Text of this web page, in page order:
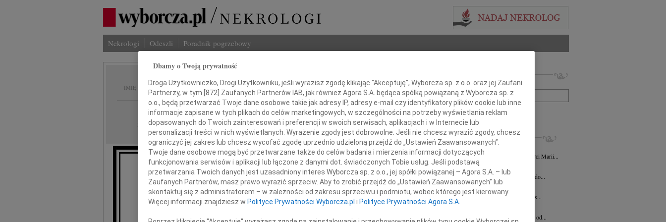
Nekrologi Odeszli Poradnik pogrzebowy
IMIĘ I NAZWISKO: Andrzej Bąk
REGION: Katowice
DATA EMISJI: 11.06.2013
Podziękowanie
Wszystkim, którzy w tak bolesnej dla nas chwili
dzielili z nami smutek i żal,
Imię i nazwisko lub numer ogłoszenia:
+ szukanie zaawansowane
INNE NEKROLOGI
Maria Pittner 03.07.2026Katowice
WSPOMNIENIE Z okazji 11 rocznicy śmierci Marii...
Jerzy Strużyna 16.02.2026
Z głębokim żalem zawiadamiamy o odejściu do...
Kazimierz Werecki
04.02.2026
W dniu 31 stycznia 2026 roku odszedł od nas...
29.01.2026
Z głębokim żalem zawiadamiamy, że odszedł od...
Dbamy o Twoją prywatność
Droga Użytkowniczko, Drogi Użytkowniku, jeśli wyrazisz zgodę klikając "Akceptuję", Wyborcza sp. z o.o. oraz jej Zaufani
Partnerzy, w tym [872] Zaufanych Partnerów IAB, jak również Agora S.A. będąca spółką powiązaną z Wyborcza sp. z
o.o., będą przetwarzać Twoje dane osobowe takie jak adresy IP, adresy e-mail czy identyfikatory plików cookie lub inne
informacje zapisane w tych plikach do celów marketingowych, w szczególności na potrzeby wyświetlania reklam
dopasowanych do Twoich zainteresowań i preferencji w swoich serwisach, aplikacjach i w Internecie lub
personalizacji treści w nich wyświetlanych. Wyrażenie zgody jest dobrowolne. Jeśli nie chcesz wyrazić zgody, chcesz
ograniczyć jej zakres lub chcesz wycofać zgodę uprzednio udzieloną przejdź do „Ustawień Zaawansowanych”.
Twoje dane osobowe mogą być przetwarzane także do celów badania i mierzenia informacji dotyczących
funkcjonowania serwisów i aplikacji lub łączone z danymi dot. świadczonych Tobie usług. Jeśli podstawą
przetwarzania Twoich danych jest uzasadniony interes Wyborcza sp. z o.o., jej spółki powiązanej – Agora S.A. – lub
Zaufanych Partnerów, masz prawo wyrazić sprzeciw. Aby to zrobić przejdź do „Ustawień Zaawansowanych” lub
skontaktuj się z administratorem – w zależności od zakresu sprzeciwu i podmiotu, wobec którego jest kierowany.
Więcej informacji znajdziesz w Polityce Prywatności Wyborcza.pl i Polityce Prywatności Agora S.A.